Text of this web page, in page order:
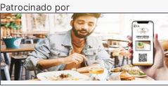
Patrocinado por